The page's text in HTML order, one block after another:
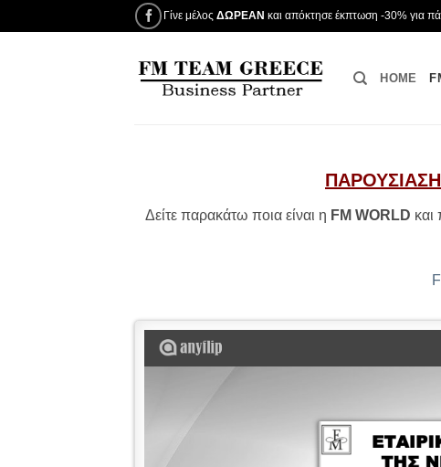
στο
Γίνε μέλος ΔΩΡΕΑΝ και απόκτησε έκπτωση -30% για
HOME
Δείτε παρακάτω ποια είναι η FM WORLD και